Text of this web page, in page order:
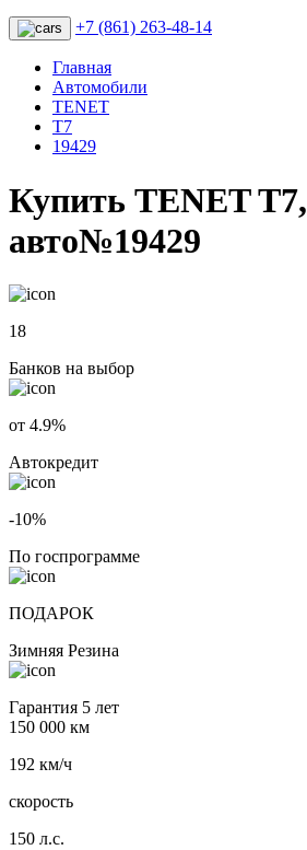
+7 (861) 263-48-14
Главная
Автомобили
TENET
T7
19429
Купить TENET T7,
авто№19429
18
Банков на выбор
от 4.9%
Автокредит
-10%
По госпрограмме
ПОДАРОК
Зимняя Резина
Гарантия 5 лет
150 000 км
192 км/ч
скорость
150 л.с.